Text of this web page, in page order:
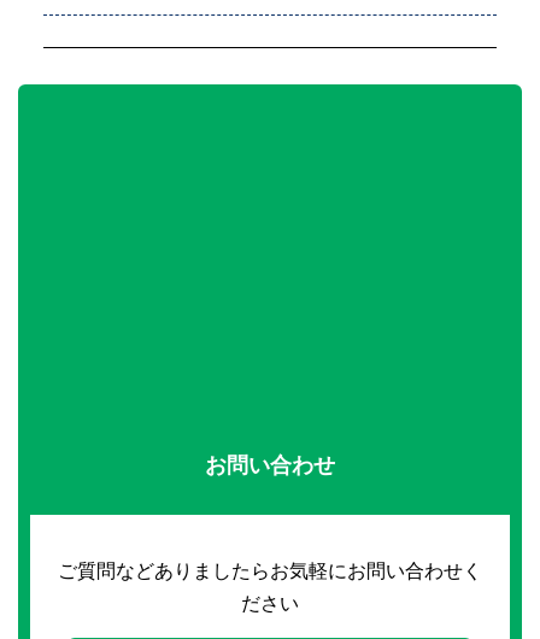
お問い合わせ
ご質問などありましたらお気軽にお問い合わせく
ださい